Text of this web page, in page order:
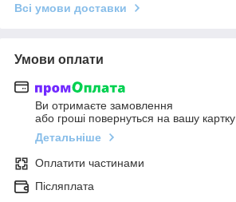
Всі умови доставки
Умови оплати
Ви отримаєте замовлення
або гроші повернуться на вашу картку
Детальніше
Оплатити частинами
Післяплата